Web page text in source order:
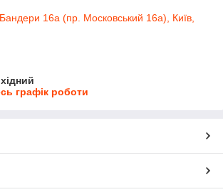
16а (пр. Московський 16а), Київ,
графік роботи